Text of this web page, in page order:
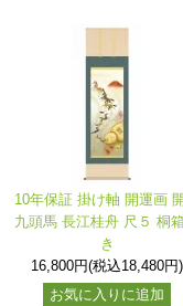
10年保証 掛け軸 開運画
九頭馬 長江桂舟 尺５ 桐
き
16,800円(税込18,480円)
お気に入りに追加